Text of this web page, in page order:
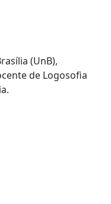
(UnB),
de Logosofia